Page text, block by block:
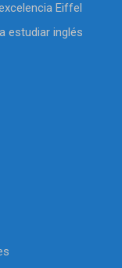
Eiffel
estudiar inglés